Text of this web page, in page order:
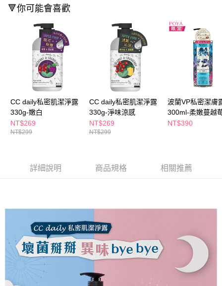
３．收到繳費通知簡訊後14天內，點擊此簡訊中的連結，可透過四大超商／
※ 請注意：結帳手續完成當下不需立刻繳費，但若您需要取消訂單，請聯絡
購買商品的店家。未經商家同意取消之訂單仍視為有效，需透過AFTEE先享
後付繳納相關費用。
※ 交易是否成功請以「AFTEE先享後付 」之結帳頁面顯示為準，若有關於
是否繳費成功／繳費後需取消欲退款等相關疑問，請聯繫「AFTEE先享後付
客戶支援中心」https://netprotections.freshdesk.com/support/home
【注意事項】
１．透過由恩沛科技股份有限公司提供之「AFTEE先享後付」服務完成之交
易，需依本服務之必要範圍內提供個人資料，並將交易相關給付款項請求債
權轉讓予恩沛科技股份有限公司。
２．關於個人資料處理事宜，請瀏覽以下網址：
https://aftee.tw/terms/#terms3
４．使用「AFTEE先享後付」時，將依據個別帳號之用戶狀況，依本公司即
每筆NT$65，滿NT$390(含以上)免運費
萊爾富取貨付款
每筆NT$65，滿NT$490(含以上)免運費
付款後萊爾富取貨
每筆NT$65，滿NT$490(含以上)免運費
7-11取貨付款
每筆NT$65，滿NT$490(含以上)免運費
付款後7-11取貨
每筆NT$65，滿NT$490(含以上)免運費
每筆NT$100，滿NT$790(含以上)免運費
🔻你可能會喜歡
CC daily私密肌潔淨露
330g-嫩白
NT$269
NT$299
CC daily私密肌潔淨露
330g-淨味涼感
NT$269
NT$299
波蘭VP私密潔膚
300ml-柔嫩蔓越
NT$390
詳細說明 商品規格 相關推薦